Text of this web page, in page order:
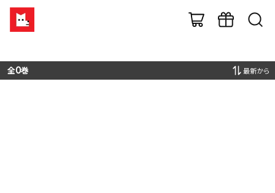
全0巻 最新から